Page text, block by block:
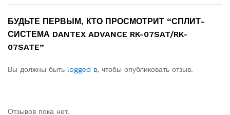
БУДЬТЕ ПЕРВЫМ, КТО ПРОСМОТРИТ “СПЛИТ-
СИСТЕМА DANTEX ADVANCE RK-07SAT/RK-
07SATE”
Вы должны быть logged в, чтобы опубликовать отзыв.
Отзывов пока нет.